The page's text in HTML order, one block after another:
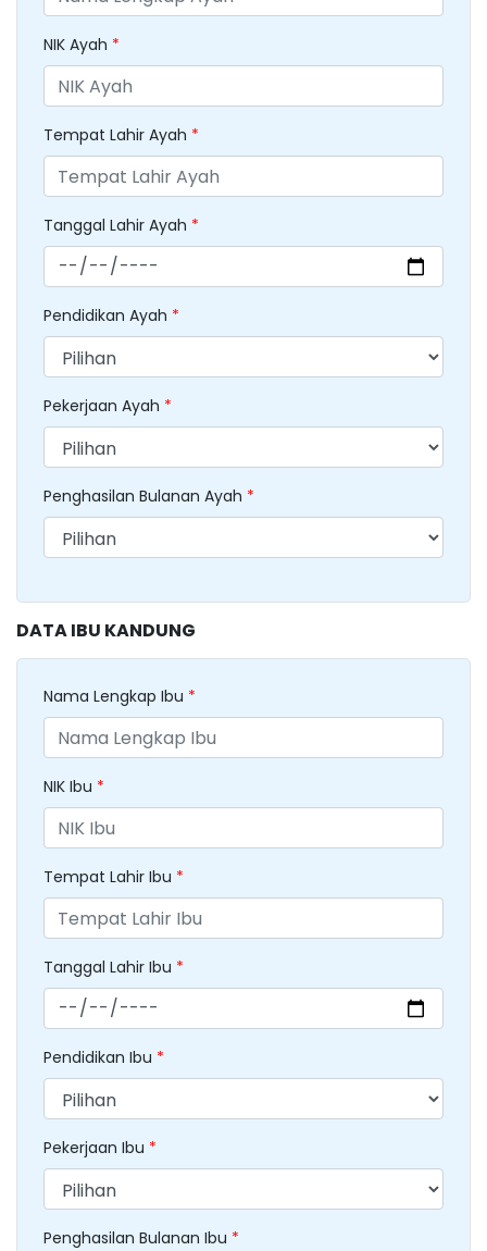
NIK Ayah *
Tempat Lahir Ayah *
Tanggal Lahir Ayah *
Pendidikan Ayah *
Pekerjaan Ayah *
Penghasilan Bulanan Ayah *
DATA IBU KANDUNG
Nama Lengkap Ibu *
NIK Ibu *
Tempat Lahir Ibu *
Tanggal Lahir Ibu *
Pendidikan Ibu *
Pekerjaan Ibu *
Penghasilan Bulanan Ibu *